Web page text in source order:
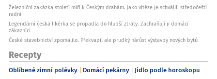
Železniční zakázka století míří k Českým drahám. Jako vítěze je schválili středočeští
radní
Legendární česká likérka se propadla do hlubší ztráty. Zachraňují ji domácí
zákazníci
České stavebnictví zpomalilo. Překvapil ale prudký nárůst výstavby nových bytů
Recepty
Oblíbené zimní polévky Domácí pekárny Jídlo podle horoskopu